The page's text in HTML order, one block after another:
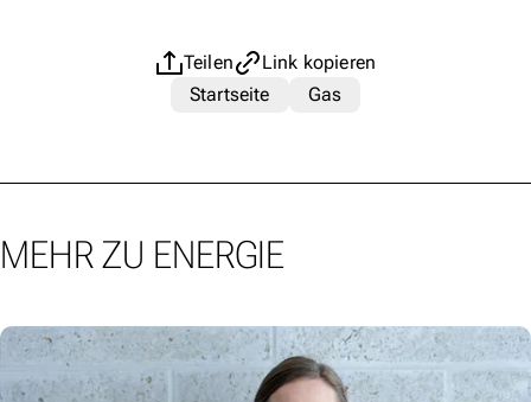
Teilen
Link kopieren
Startseite
Gas
MEHR ZU ENERGIE